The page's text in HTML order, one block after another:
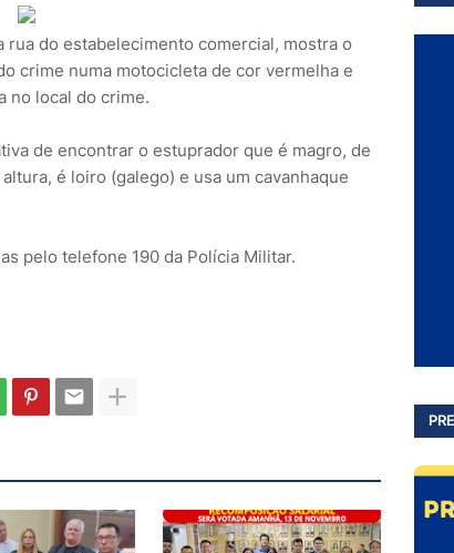
rua do estabelecimento comercial, mostra o
crime numa motocicleta de cor vermelha e
no local do crime.
de encontrar o estuprador que é magro, de
é loiro (galego) e usa um cavanhaque
pelo telefone 190 da Polícia Militar.